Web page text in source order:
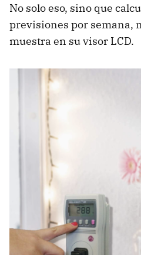
No solo eso, sino que
previsiones por semana,
muestra en su visor LCD.